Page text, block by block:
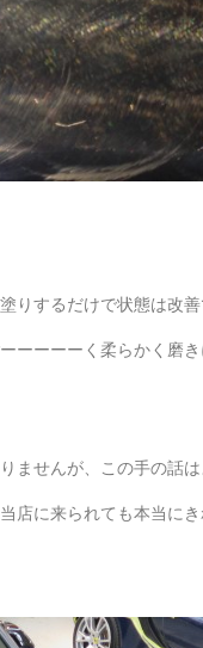
するだけで状態は改善
ーーーーく柔らかく磨
せんが、この手の話は
店に来られても本当に